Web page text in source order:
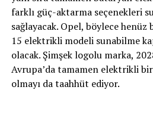
farklı güç-aktarma seçenekleri
sağlayacak. Opel, böylece henüz
15 elektrikli modeli sunabilme
olacak. Şimşek logolu marka,
Avrupa’da tamamen elektrikli
olmayı da taahhüt ediyor.